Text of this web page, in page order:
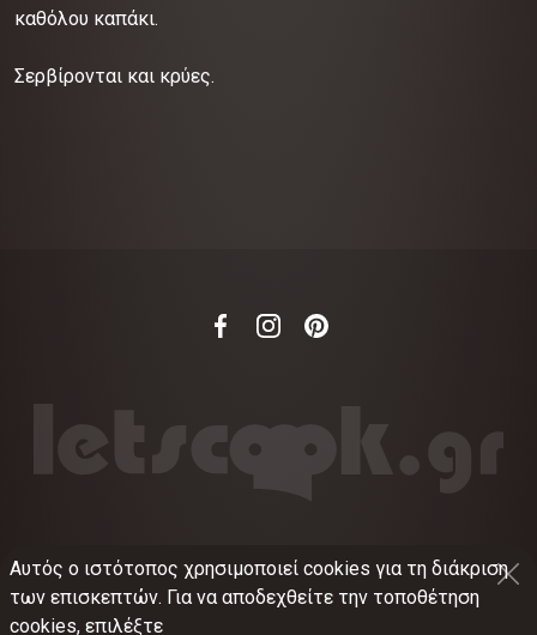
καθόλου καπάκι.
Σερβίρονται και κρύες.
©2012-2026 LETSCOOK.GRΑριθμός ΓΕΜΗ:
021375326001
Αυτός ο ιστότοπος χρησιμοποιεί cookies για τη διάκριση
των επισκεπτών. Για να αποδεχθείτε την τοποθέτηση
cookies, επιλέξτε